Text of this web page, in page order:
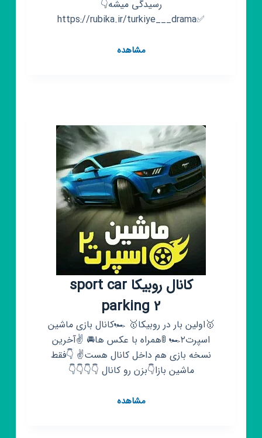
رسیدگی میشه👇
✅https://rubika.ir/turkiye___drama
مشاهدهکانال
چشم
چران
عمارت
🇹🇷
کانال روبیکا sport car
parking 2
🥇اولين بار در روبيكا🥇 🏎كانال بازى ماشين
اسپرت٢🏎 🚦همراه با عكس ها🚘 ✌️آخرين
نسخه بازى هم داخل كانال هست✌️ 👇فقط
ماشين بازا👇بزن رو کانال 👇👇👇👇
مشاهدهکانال